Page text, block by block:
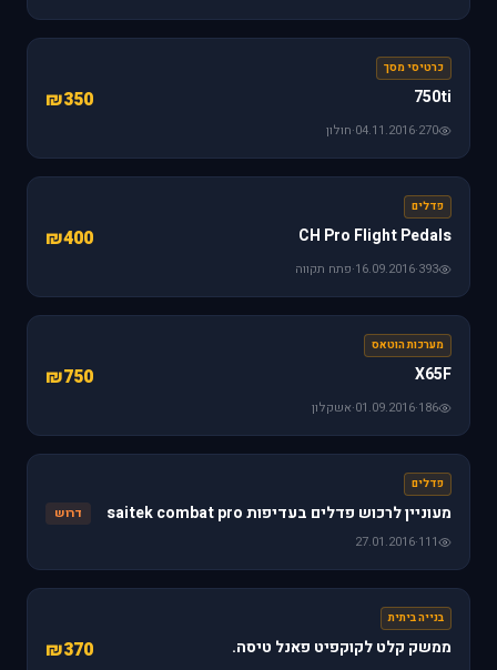
כרטיסי מסך
750ti
₪350
270
·
04.11.2016
·חולון
פדלים
CH Pro Flight Pedals
₪400
393
·
16.09.2016
·פתח תקווה
מערכות הוטאס
X65F
₪750
186
·
01.09.2016
·אשקלון
פדלים
מעוניין לרכוש פדלים בעדיפות saitek combat pro
דרוש
111
·
27.01.2016
בנייה ביתית
ממשק קלט לקוקפיט פאנל טיסה. ₪370